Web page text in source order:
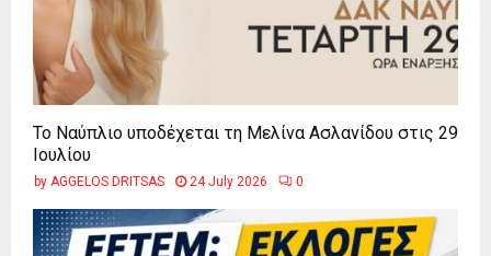
Το Ναύπλιο υποδέχεται τη Μελίνα Ασλανίδου στις 29
Ιουλίου
by AGGELOS DRITSAS 24 July 2026 0